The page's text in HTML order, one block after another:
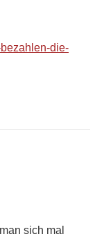
die-
sich mal